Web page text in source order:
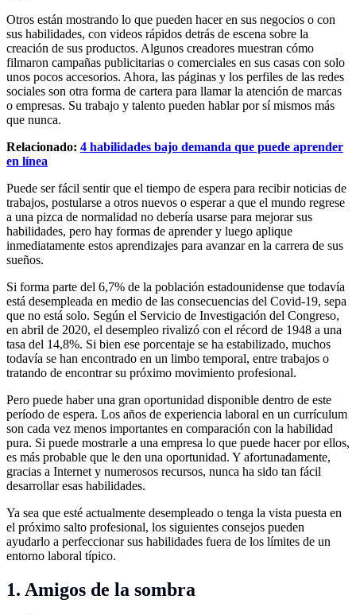
Otros están mostrando lo que pueden hacer en sus negocios o con
sus habilidades, con videos rápidos detrás de escena sobre la
creación de sus productos. Algunos creadores muestran cómo
filmaron campañas publicitarias o comerciales en sus casas con solo
unos pocos accesorios. Ahora, las páginas y los perfiles de las redes
sociales son otra forma de cartera para llamar la atención de marcas
o empresas. Su trabajo y talento pueden hablar por sí mismos más
que nunca.
Relacionado: 4 habilidades bajo demanda que puede aprender
en línea
Puede ser fácil sentir que el tiempo de espera para recibir noticias de
trabajos, postularse a otros nuevos o esperar a que el mundo regrese
a una pizca de normalidad no debería usarse para mejorar sus
habilidades, pero hay formas de aprender y luego aplique
inmediatamente estos aprendizajes para avanzar en la carrera de sus
sueños.
Si forma parte del 6,7% de la población estadounidense que todavía
está desempleada en medio de las consecuencias del Covid-19, sepa
que no está solo. Según el Servicio de Investigación del Congreso,
en abril de 2020, el desempleo rivalizó con el récord de 1948 a una
tasa del 14,8%. Si bien ese porcentaje se ha estabilizado, muchos
todavía se han encontrado en un limbo temporal, entre trabajos o
tratando de encontrar su próximo movimiento profesional.
Pero puede haber una gran oportunidad disponible dentro de este
período de espera. Los años de experiencia laboral en un currículum
son cada vez menos importantes en comparación con la habilidad
pura. Si puede mostrarle a una empresa lo que puede hacer por ellos,
es más probable que le den una oportunidad. Y afortunadamente,
gracias a Internet y numerosos recursos, nunca ha sido tan fácil
desarrollar esas habilidades.
Ya sea que esté actualmente desempleado o tenga la vista puesta en
el próximo salto profesional, los siguientes consejos pueden
ayudarlo a perfeccionar sus habilidades fuera de los límites de un
entorno laboral típico.
1. Amigos de la sombra